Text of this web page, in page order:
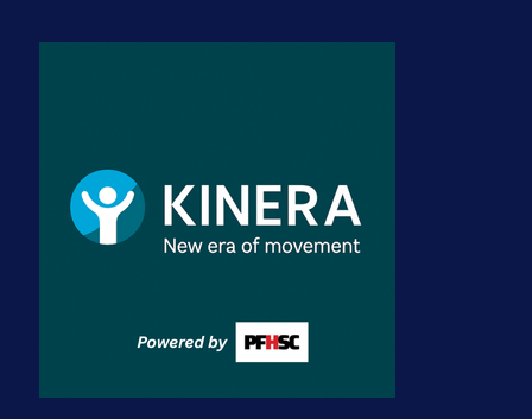
transfer!?
3 sedmica 3 dan
A Selekcija
Fudbaler Olympiacosa želi obući